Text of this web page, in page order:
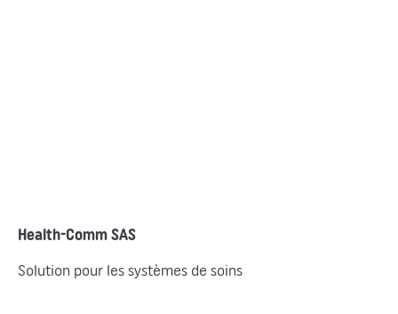
Health-Comm SAS
Solution pour les systèmes de soins